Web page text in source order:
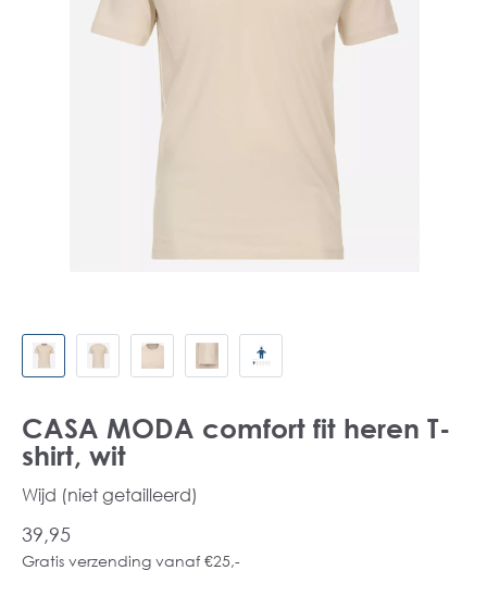
CASA MODA comfort fit heren T-
shirt, wit
Wijd (niet getailleerd)
39,95
Gratis verzending vanaf €25,-